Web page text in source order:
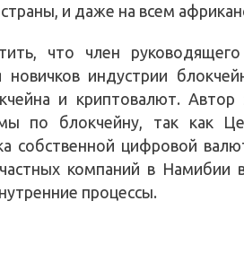
и даже на всем
что член
новичков индустрии
и криптовалют.
по блокчейну, так как
собственной цифровой
компаний в Намибии
процессы.